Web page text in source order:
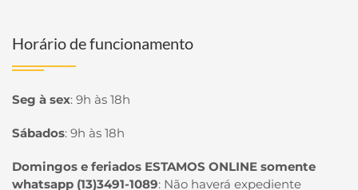
Horário de funcionamento
Seg à sex: 9h às 18h
Sábados: 9h às 18h
Domingos e feriados ESTAMOS ONLINE somente
whatsapp (13)3491-1089: Não haverá expediente